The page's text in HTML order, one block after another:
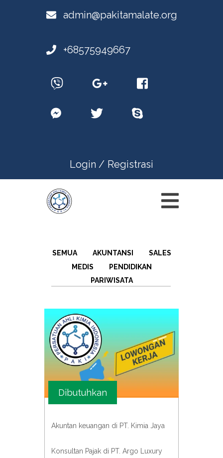
admin@pakitamalate.org
+68575949667
Login / Registrasi
SEMUA AKUNTANSI
SALES
MEDIS
PENDIDIKAN
PARIWISATA
Dibutuhkan
Akuntan keuangan di PT. Kimia Jaya
Konsultan Pajak di PT. Argo Luxury